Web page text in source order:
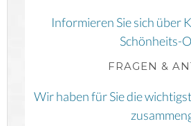
Informieren Sie sich über
Schönheits-
FRAGEN &
Wir haben für Sie die